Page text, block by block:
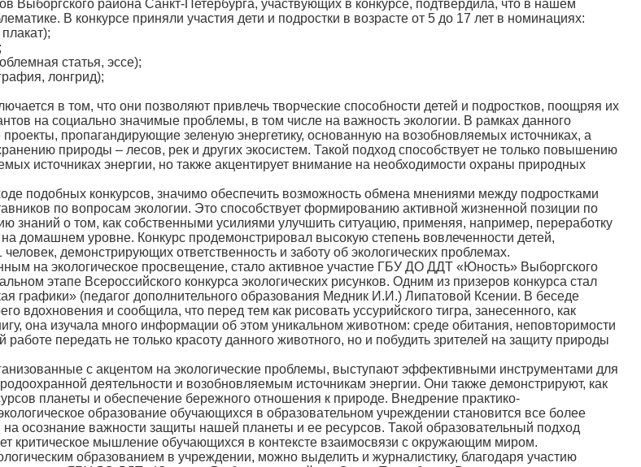
Выборгского района Санкт-Петербурга, участвующих в конкурсе, подтвердила, что в нашем
В конкурсе приняли участия дети и подростки в возрасте от 5 до 17 лет в номинациях:
статья, эссе);
лонгрид);
в том, что они позволяют привлечь творческие способности детей и подростков, поощряя их
на социально значимые проблемы, в том числе на важность экологии. В рамках данного
проекты, пропагандирующие зеленую энергетику, основанную на возобновляемых источниках, а
природы – лесов, рек и других экосистем. Такой подход способствует не только повышению
источниках энергии, но также акцентирует внимание на необходимости охраны природных
подобных конкурсов, значимо обеспечить возможность обмена мнениями между подростками
по вопросам экологии. Это способствует формированию активной жизненной позиции по
о том, как собственными усилиями улучшить ситуацию, применяя, например, переработку
домашнем уровне. Конкурс продемонстрировал высокую степень вовлеченности детей,
демонстрирующих ответственность и заботу об экологических проблемах.
на экологическое просвещение, стало активное участие ГБУ ДО ДДТ «Юность» Выборгского
этапе Всероссийского конкурса экологических рисунков. Одним из призеров конкурса стал
графики» (педагог дополнительного образования Медник И.И.) Липатовой Ксении. В беседе
вдохновения и сообщила, что перед тем как рисовать уссурийского тигра, занесенного, как
она изучала много информации об этом уникальном животном: среде обитания, неповторимости
работе передать не только красоту данного животного, но и побудить зрителей на защиту природы
с акцентом на экологические проблемы, выступают эффективными инструментами для
деятельности и возобновляемым источникам энергии. Они также демонстрируют, как
планеты и обеспечение бережного отношения к природе. Внедрение практико-
образование обучающихся в образовательном учреждении становится все более
осознание важности защиты нашей планеты и ее ресурсов. Такой образовательный подход
критическое мышление обучающихся в контексте взаимосвязи с окружающим миром.
образованием в учреждении, можно выделить и журналистику, благодаря участию